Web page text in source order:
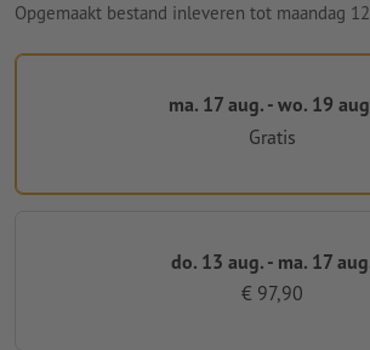
Opgemaakt bestand inleveren tot maandag
ma. 17 aug. - wo. 19
Gratis
do. 13 aug. - ma. 17
€ 97,90